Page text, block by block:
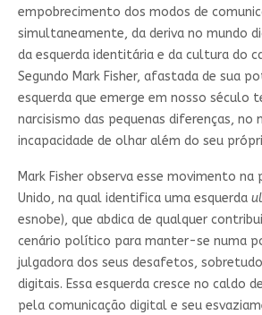
empobrecimento dos modos de
simultaneamente, da deriva no mundo
da esquerda identitária e da cultura do
Segundo Mark Fisher, afastada de sua
esquerda que emerge em nosso século
narcisismo das pequenas diferenças, no
incapacidade de olhar além do seu
Mark Fisher observa esse movimento na
Unido, na qual identifica uma esquerda
esnobe), que abdica de qualquer
cenário político para manter-se numa
julgadora dos seus desafetos,
digitais. Essa esquerda cresce no caldo
pela comunicação digital e seu